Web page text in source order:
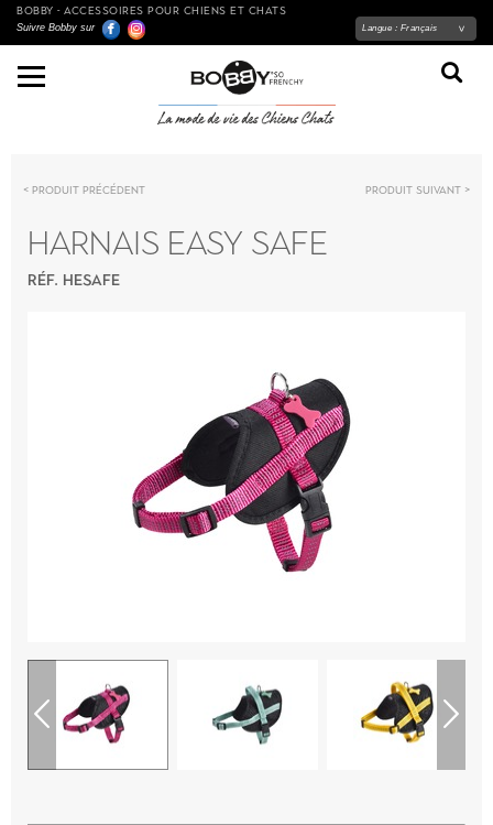
BOBBY - ACCESSOIRES POUR CHIENS ET CHATS
Suivre Bobby sur Langue : Français
Produit précédent Produit suivant
HARNAIS EASY SAFE
RÉF. HESAFE